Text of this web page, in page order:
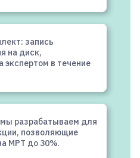
запись
на диск,
экспертом в течение
разрабатываем для
позволяющие
МРТ до 30%.